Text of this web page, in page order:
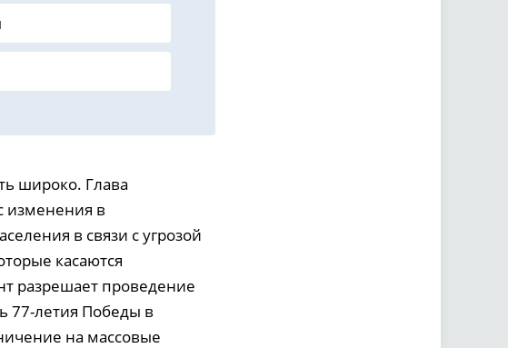
широко. Глава
изменения в
в связи с угрозой
касаются
разрешает проведение
77-летия Победы в
на массовые